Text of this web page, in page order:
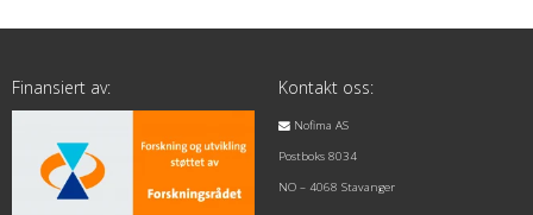
Finansiert av: Kontakt oss:
Nofima AS
Postboks 8034
NO – 4068 Stavanger